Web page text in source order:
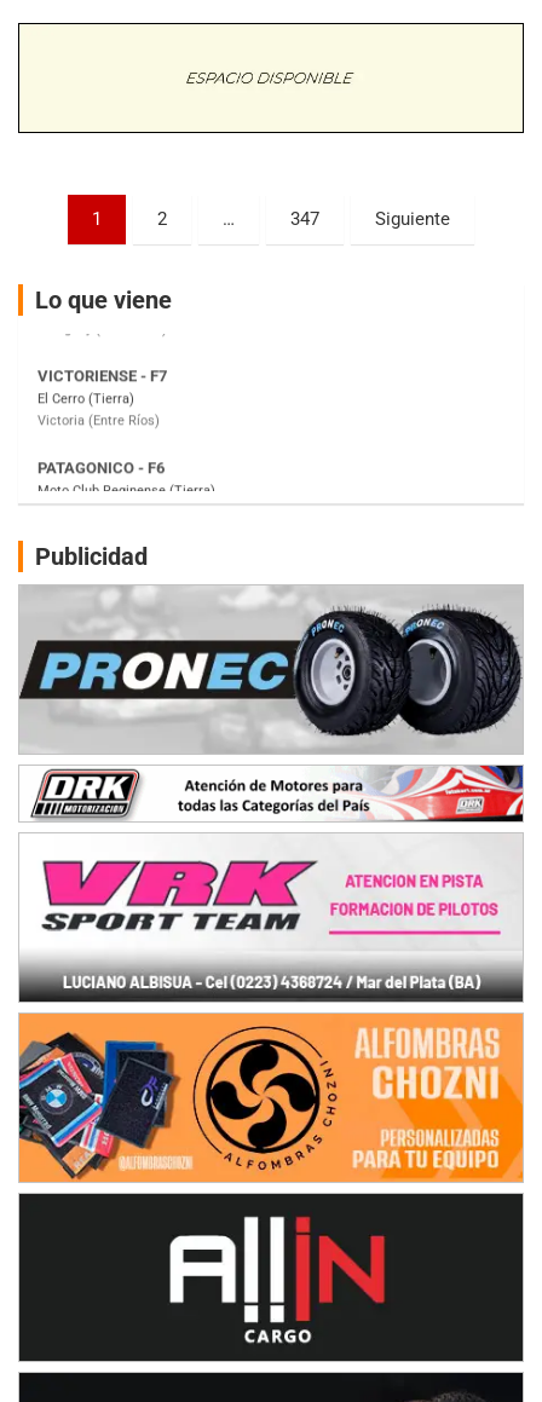
Paginación
entradas
1 2 … 347 Siguiente
Lo que viene
Parque de la Velocidad (Asfalto)
Villaguay (Entre Ríos)
El Cerro (Tierra)
Victoria (Entre Ríos)
Moto Club Reginense (Tierra)
Gral. E. Godoy (Río Negro)
Juventud Unida (Tierra)
Humboldt (Santa Fe)
Ciudad de Avellaneda (Asfalto)
Avellaneda (Santa Fe)
SUR SANTAFESINO - F4
José Samuel Sánchez (Tierra)
Rufino (Santa Fe)
El Timbó (Tucumán)
COBERTURA ESPECIAL DE E-KART.COM.AR
08/09-AGO
IAME SERIES ARGENTINA 6
Ramiro Tot (Asfalto)
Baradero (Buenos Aires)
KDO - F6
Ciudad de Trenque Lauquen (Asfalto)
Trenque Lauquen (Buenos Aires)
ENTRERRIANO - F6 (POSTERGADA)
Parque de la Velocidad (Asfalto)
Villaguay (Entre Ríos)
VICTORIENSE - F7
El Cerro (Tierra)
Moto Club Reginense (Tierra)
Juventud Unida (Tierra)
Publicidad